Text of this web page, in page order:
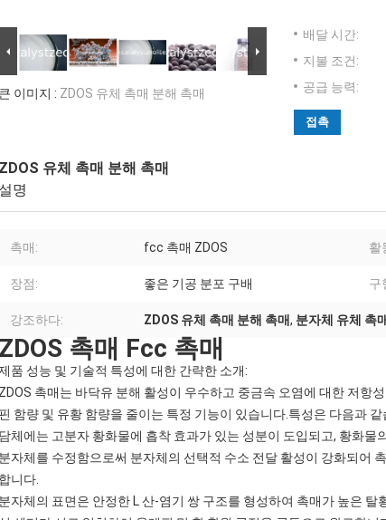
큰 이미지 : ZDOS 유체 촉매 분해 촉매
배달 시간:
지불 조건:
공급 능력:
접촉
ZDOS 유체 촉매 분해 촉매
설명
촉매: fcc 촉매 ZDOS 활
장점: 좋은 기공 분포 구배 구
강조하다: ZDOS 유체 촉매 분해 촉매, 분자체 유체 촉
ZDOS 촉매 Fcc 촉매
품 성능 및 기술적 특성에 대한 간략한 소개:
ZDOS 촉매는 바닥유 분해 활성이 우수하고 중금속 오염에 대한 저항
핀 함량 및 유황 함량을 줄이는 특정 기능이 있습니다.특성은 다음과 같
담체에는 고분자 황화물에 흡착 효과가 있는 성분이 도입되고, 황화물
분자체를 수정함으로써 분자체의 선택적 수소 전달 활성이 강화되어
합니다.
분자체의 표면은 안정한 L 산-염기 쌍 구조를 형성하여 촉매가 높은